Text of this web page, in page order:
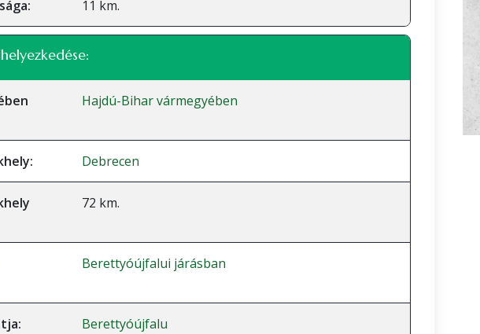
11 km.
Hajdú-Bihar vármegyében
Debrecen
72 km.
Berettyóújfalui járásban
Berettyóújfalu